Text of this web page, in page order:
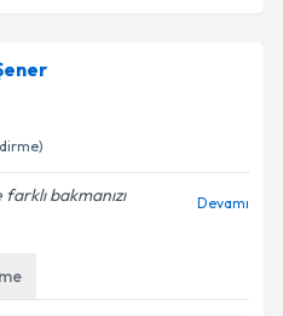
bakmanızı
Devamı